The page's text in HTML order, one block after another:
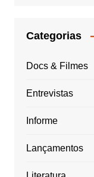
Categorias
Docs & Filmes
Entrevistas
Informe
Lançamentos